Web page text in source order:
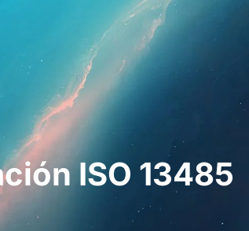
Para pacientes
ISO 13485